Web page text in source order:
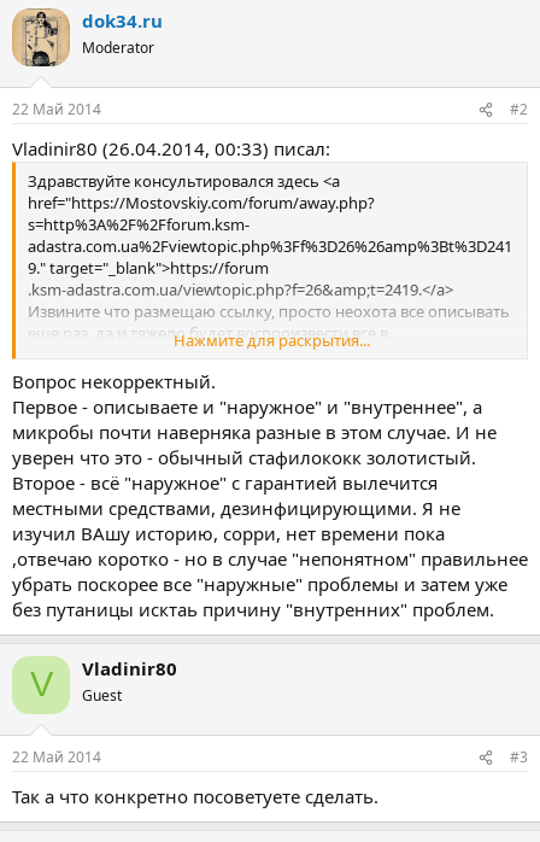
dok34.ru
Moderator
22 Май 2014 #2
Vladinir80 (26.04.2014, 00:33) писал:
Здравствуйте консультировался здесь <a
href="https://Mostovskiy.com/forum/away.php?
s=http%3A%2F%2Fforum.ksm-
adastra.com.ua%2Fviewtopic.php%3Ff%3D26%26amp%3Bt%3D241
9." target="_blank">https://forum
.ksm-adastra.com.ua/viewtopic.php?f=26&amp;t=2419.</a>
Извините что размещаю ссылку, просто неохота все описывать
еще раз, да и тяжело будет воспроизвести все в
хронологическом порядке Симптомы на сегодняшний день:
- несильное жжение уздечки
- периодически болит в промежности слева, сегодня впервые
за полгода лечения боль начала отдавать в яичко(на данный
момент не беспокоит)
- периодически чешется в районе лобка ближе к основанию
члена
- цвет и поверхность члена не естественна
- вокруг уретры на головке непонятные изменения
Характерны ли такие симптомы для Staphylococcus aureus.
Нажмите для раскрытия...
Вопрос некорректный.
Первое - описываете и "наружное" и "внутреннее", а
микробы почти наверняка разные в этом случае. И не
уверен что это - обычный стафилококк золотистый.
Второе - всё "наружное" с гарантией вылечится
местными средствами, дезинфицирующими. Я не
изучил ВАшу историю, сорри, нет времени пока
,отвечаю коротко - но в случае "непонятном" правильнее
убрать поскорее все "наружные" проблемы и затем уже
без путаницы исктаь причину "внутренних" проблем.
V Vladinir80
Guest
22 Май 2014 #3
Так а что конкретно посоветуете сделать.